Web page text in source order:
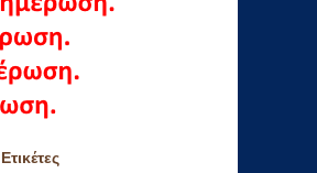
Ετικέτες